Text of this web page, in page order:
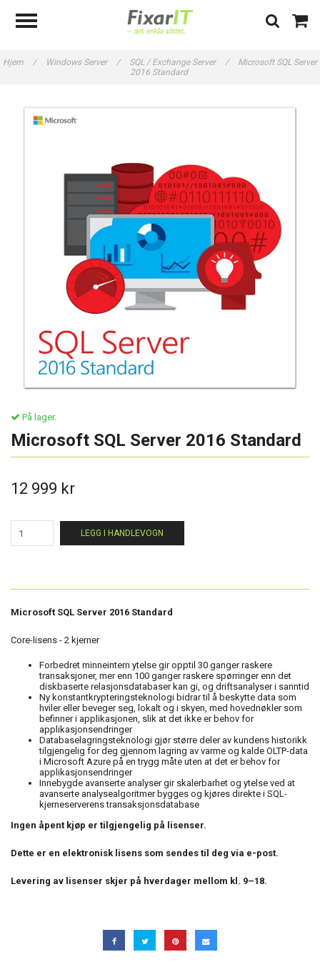
Hjem / Windows Server / SQL / Exchange Server /
Microsoft SQL Server
2016 Standard
På lager.
Microsoft SQL Server 2016 Standard
12 999 kr
LEGG I HANDLEVOGN
Microsoft SQL Server 2016 Standard
Core-lisens - 2 kjerner
Forbedret minneintern ytelse gir opptil 30 ganger raskere
transaksjoner, mer enn 100 ganger raskere spørringer enn det
diskbaserte relasjonsdatabaser kan gi, og driftsanalyser i sanntid
Ny konstantkrypteringsteknologi bidrar til å beskytte data som
hviler eller beveger seg, lokalt og i skyen, med hovednøkler som
befinner i applikasjonen, slik at det ikke er behov for
applikasjonsendringer
Databaselagringsteknologi gjør større deler av kundens historikk
tilgjengelig for deg gjennom lagring av varme og kalde OLTP-data
i Microsoft Azure på en trygg måte uten at det er behov for
applikasjonsendringer
Innebygde avanserte analyser gir skalerbarhet og ytelse ved at
avanserte analysealgoritmer bygges og kjøres direkte i SQL-
kjerneserverens transaksjonsdatabase
Ingen åpent kjøp er tilgjengelig på lisenser.
Dette er en elektronisk lisens som sendes til deg via e-post.
Levering av lisenser skjer på hverdager mellom kl. 9–18.